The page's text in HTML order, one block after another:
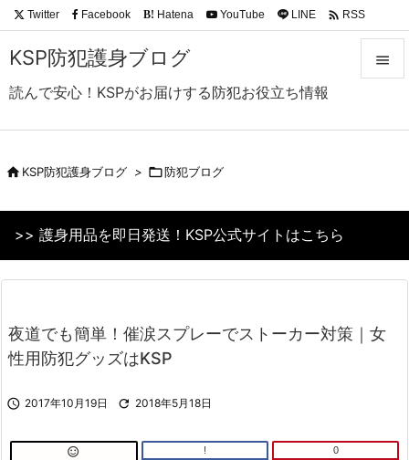
KSP防犯護身ブログ
読んで安心！KSPがお届けする防犯お役立ち情報

前へ
次へ
Twitter Facebook B! Hatena YouTube LINE  RSS
KSP防犯護身ブログ > 防犯ブログ
>> 護身用品を即日発送！KSP公式サイトはこちら
夜道でも簡単！催涙スプレーでストーカー対策｜女
性用防犯グッズはKSP
 2017年10月19日  2018年5月18日
 ! 0